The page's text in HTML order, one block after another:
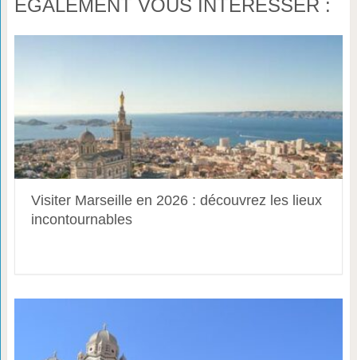
ÉGALEMENT VOUS INTÉRESSER :
Visiter Marseille en 2026 : découvrez les lieux
incontournables